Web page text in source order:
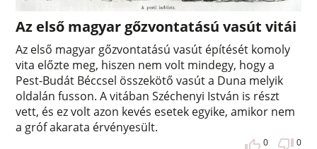
Az első magyar gőzvontatású vasút vitái
Az első magyar gőzvontatású vasút építését komoly
vita előzte meg, hiszen nem volt mindegy, hogy a
Pest-Budát Béccsel összekötő vasút a Duna melyik
oldalán fusson. A vitában Széchenyi István is részt
vett, és ez volt azon kevés esetek egyike, amikor nem
a gróf akarata érvényesült.
0 0